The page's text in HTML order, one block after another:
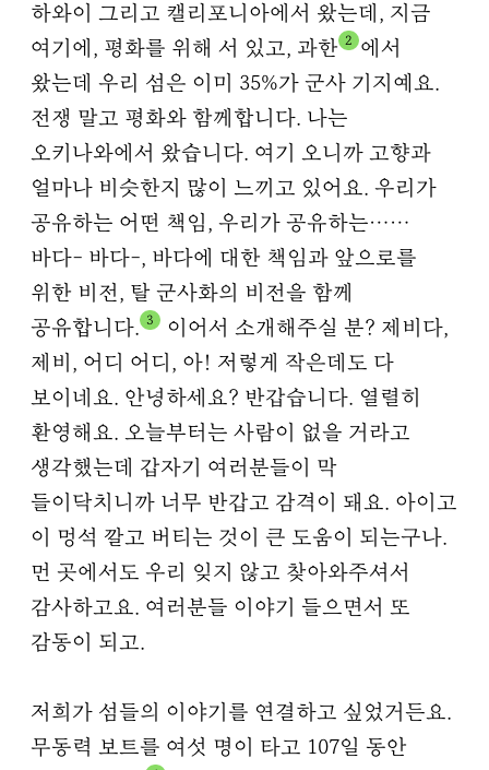
하와이 그리고 캘리포니아에서 왔는데, 지금
여기에, 평화를 위해 서 있고, 과한 2
에서
왔는데 우리 섬은 이미 35%가 군사 기지예요.
전쟁 말고 평화와 함께합니다. 나는
오키나와에서 왔습니다. 여기 오니까 고향과
얼마나 비슷한지 많이 느끼고 있어요. 우리가
공유하는 어떤 책임, 우리가 공유하는……
바다- 바다-, 바다에 대한 책임과 앞으로를
위한 비전, 탈 군사화의 비전을 함께
공유합니다. 3
이어서 소개해주실 분? 제비다,
제비, 어디 어디, 아! 저렇게 작은데도 다
보이네요. 안녕하세요? 반갑습니다. 열렬히
환영해요. 오늘부터는 사람이 없을 거라고
생각했는데 갑자기 여러분들이 막
들이닥치니까 너무 반갑고 감격이 돼요. 아이고
이 멍석 깔고 버티는 것이 큰 도움이 되는구나.
먼 곳에서도 우리 잊지 않고 찾아와주셔서
감사하고요. 여러분들 이야기 들으면서 또
감동이 되고.
저희가 섬들의 이야기를 연결하고 싶었거든요.
무동력 보트를 여섯 명이 타고 107일 동안